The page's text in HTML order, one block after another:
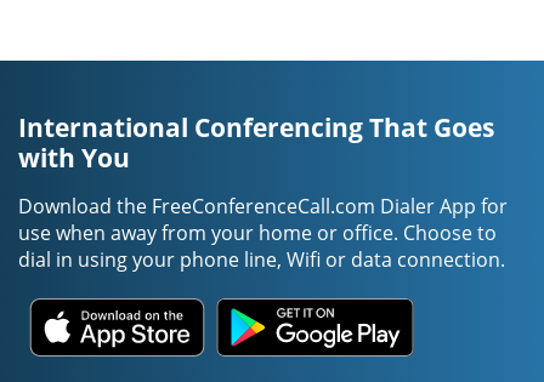
International Conferencing That Goes
with You
Download the FreeConferenceCall.com Dialer App for
use when away from your home or office. Choose to
dial in using your phone line, Wifi or data connection.